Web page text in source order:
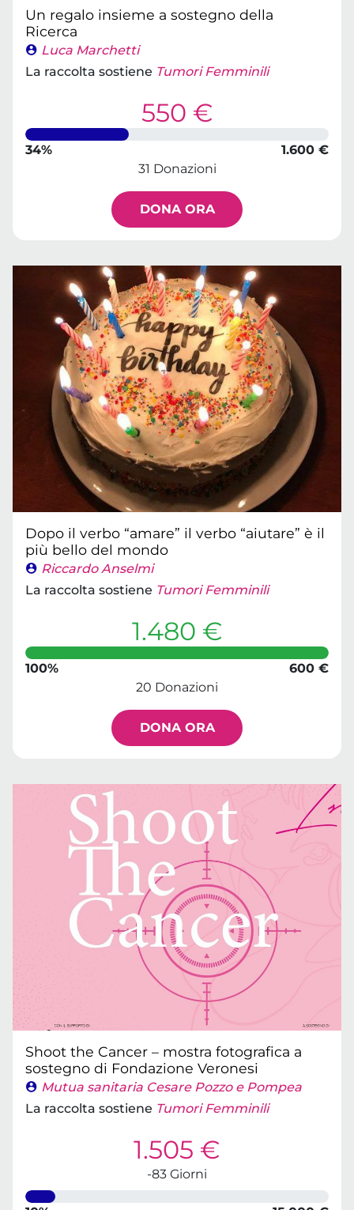
Un regalo insieme a sostegno della
Ricerca
Luca Marchetti
La raccolta sostiene Tumori Femminili
550 €
34%
1.600 €
31 Donazioni
DONA ORA
Dopo il verbo “amare” il verbo “aiutare” è il
più bello del mondo
Riccardo Anselmi
La raccolta sostiene Tumori Femminili
1.480 €
100%
600 €
20 Donazioni
DONA ORA
Shoot the Cancer – mostra fotografica a
sostegno di Fondazione Veronesi
Mutua sanitaria Cesare Pozzo e Pompea
La raccolta sostiene Tumori Femminili
1.505 €
-83 Giorni